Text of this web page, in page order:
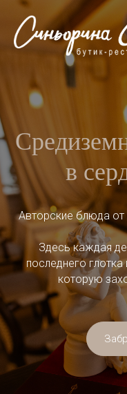
в
Авторские блюда
Здесь каждая
последнего
которую